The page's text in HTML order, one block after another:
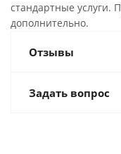
стандартные услуги.
дополнительно.
Отзывы
Задать вопрос